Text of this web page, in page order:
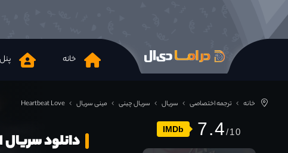
خانه
خانه ترجمه اختصاصی سریال سریال چینی مینی سریال Heartbeat Love
IMDb 7.4
دانلود سریال Heartbeat Love 2021